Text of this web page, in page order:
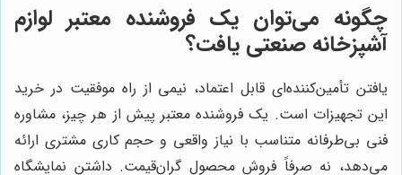
چگونه می‌توان یک فروشنده معتبر لوازم
آشپزخانه صنعتی یافت؟
یافتن تأمین‌کننده‌ای قابل اعتماد، نیمی از راه موفقیت در خرید
این تجهیزات است. یک فروشنده معتبر پیش از هر چیز، مشاوره
فنی بی‌طرفانه متناسب با نیاز واقعی و حجم کاری مشتری ارائه
می‌دهد، نه صرفاً فروش محصول گران‌قیمت. داشتن نمایشگاه